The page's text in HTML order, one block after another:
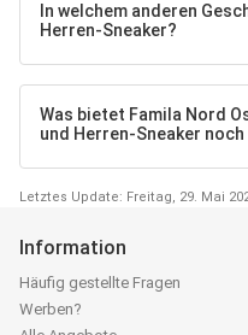
In welchem anderen
Herren-Sneaker?
Was bietet Famila Nord
und Herren-Sneaker noch
Letztes Update: Freitag, 29. Mai
Information
Häufig gestellte Fragen
Werben?